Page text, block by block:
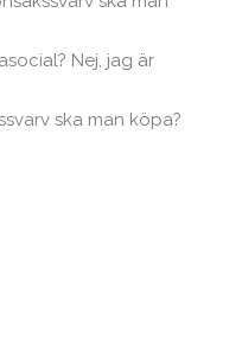
Nej, jag är
ska man köpa?